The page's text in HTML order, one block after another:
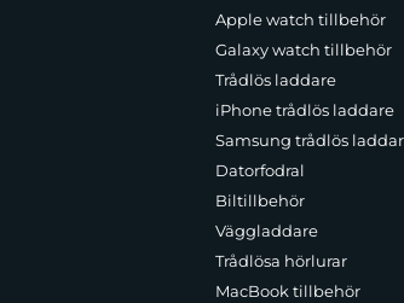
Apple watch tillbehör
Galaxy watch tillbehör
Trådlös laddare
iPhone trådlös laddare
Samsung trådlös
Datorfodral
Biltillbehör
Väggladdare
Trådlösa hörlurar
MacBook tillbehör